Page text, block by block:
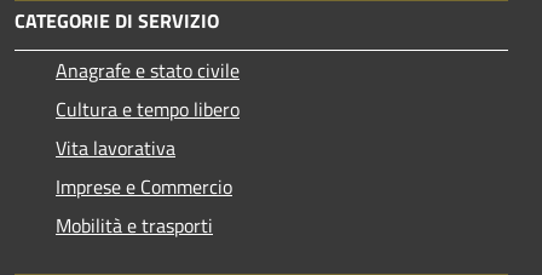
CATEGORIE DI SERVIZIO
Anagrafe e stato civile
Cultura e tempo libero
Vita lavorativa
Imprese e Commercio
Mobilità e trasporti